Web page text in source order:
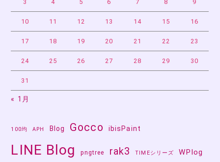
3 4 5 6 7 8 9
10 11 12 13 14 15 16
17 18 19 20 21 22 23
24 25 26 27 28 29 30
31
« 1月
100均 APH Blog Gocco ibisPaint
LINE Blog pngtree rak3 TIMEシリーズ WPlog